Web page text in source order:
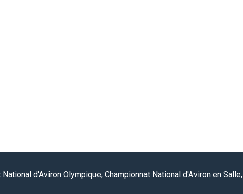
d'Aviron Olympique, Championnat National d'Aviron en Salle,